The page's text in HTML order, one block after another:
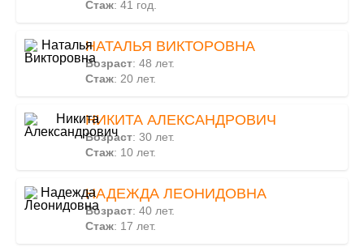
Стаж: 41 год.
НАТАЛЬЯ ВИКТОРОВНА
Возраст: 48 лет.
Стаж: 20 лет.
НИКИТА АЛЕКСАНДРОВИЧ
Возраст: 30 лет.
Стаж: 10 лет.
НАДЕЖДА ЛЕОНИДОВНА
Возраст: 40 лет.
Стаж: 17 лет.